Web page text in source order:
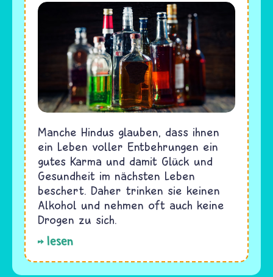
Manche Hindus glauben, dass ihnen
ein Leben voller Entbehrungen ein
gutes Karma und damit Glück und
Gesundheit im nächsten Leben
beschert. Daher trinken sie keinen
Alkohol und nehmen oft auch keine
Drogen zu sich.
lesen